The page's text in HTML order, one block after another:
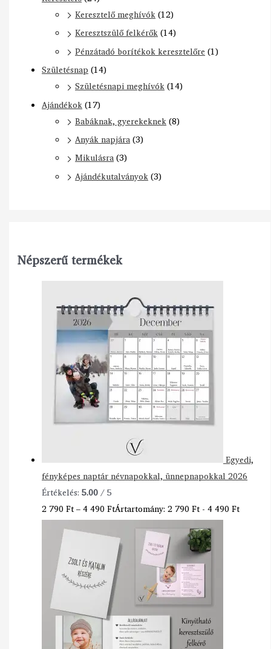
Keresztelő meghívók(12)
Keresztszülő felkérők(14)
Pénzátadó borítékok keresztelőre (1)
Születésnap (14)
Születésnapi meghívók(14)
Ajándékok(17)
Babáknak, gyerekeknek(8)
Anyák napjára(3)
Mikulásra(3)
Ajándékutalványok(3)
Népszerű termékek
Egyedi,
fényképes naptár névnapokkal, ünnepnapokkal 2026
Értékelés:5.00/ 5
2 790Ft–4 490FtÁrtartomány: 2 790 Ft - 4 490 Ft